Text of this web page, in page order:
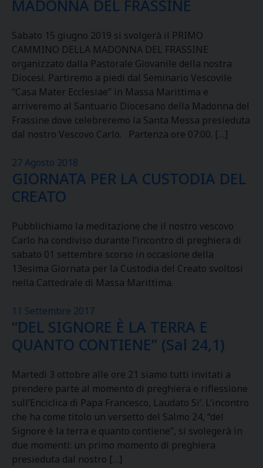
MADONNA DEL FRASSINE
Sabato 15 giugno 2019 si svolgerà il PRIMO
CAMMINO DELLA MADONNA DEL FRASSINE
organizzato dalla Pastorale Giovanile della nostra
Diocesi. Partiremo a piedi dal Seminario Vescovile
“Casa Mater Ecclesiae” in Massa Marittima e
arriveremo al Santuario Diocesano della Madonna del
Frassine dove celebreremo la Santa Messa presieduta
dal nostro Vescovo Carlo. Partenza ore 07:00. […]
27 Agosto 2018
GIORNATA PER LA CUSTODIA DEL
CREATO
Pubblichiamo la meditazione che il nostro vescovo
Carlo ha condiviso durante l’incontro di preghiera di
sabato 01 settembre scorso in occasione della
13esima Giornata per la Custodia del Creato svoltosi
nella Cattedrale di Massa Marittima.
11 Settembre 2017
“DEL SIGNORE È LA TERRA E
QUANTO CONTIENE” (Sal 24,1)
Martedì 3 ottobre alle ore 21 siamo tutti invitati a
prendere parte al momento di preghiera e riflessione
sull’Enciclica di Papa Francesco, Laudato Si’. L’incontro
che ha come titolo un versetto del Salmo 24, “del
Signore è la terra e quanto contiene”, si svolegerà in
due momenti: un primo momento di preghiera
presieduta dal nostro […]